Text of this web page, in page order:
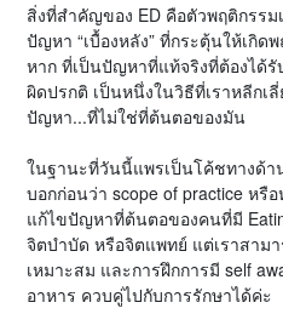
สิ่งที่สำคัญของ ED คือตัวพฤติกรร
ปัญหา “เบื้องหลัง” ที่กระตุ้นให้เกิด
หาก ที่เป็นปัญหาที่แท้จริงที่ต้องได้
ผิดปรกติ เป็นหนึ่งในวิธีที่เราหลีกเ
ปัญหา...ที่ไม่ใช่ที่ต้นตอของมัน
ในฐานะที่วันนี้แพรเป็นโค้ชทางด้
บอกก่อนว่า scope of practice หรื
แก้ไขปัญหาที่ต้นตอของคนที่มี
จิตบำบัด หรือจิตแพทย์ แต่เราสาม
เหมาะสม และการฝึกการมี self
อาหาร ควบคู่ไปกับการรักษาได้ค่ะ